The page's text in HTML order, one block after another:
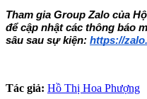
Tham gia Group Zalo của
để cập nhật các thông báo
sâu sau sự kiện: https://
Tác giả: Hồ Thị Hoa Phượng